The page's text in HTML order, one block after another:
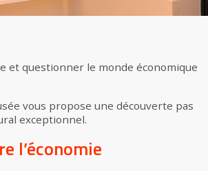
et questionner le monde économique
vous propose une découverte pas
exceptionnel.
l’économie